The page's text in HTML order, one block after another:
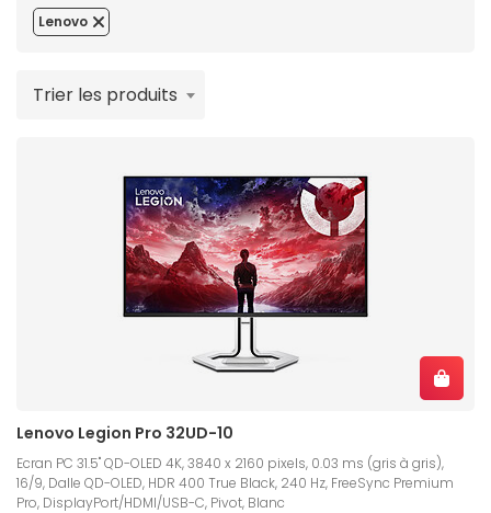
Lenovo
Trier les produits
Lenovo Legion Pro 32UD-10
Ecran PC 31.5" QD-OLED 4K, 3840 x 2160 pixels, 0.03 ms (gris à gris),
16/9, Dalle QD-OLED, HDR 400 True Black, 240 Hz, FreeSync Premium
Pro, DisplayPort/HDMI/USB-C, Pivot, Blanc